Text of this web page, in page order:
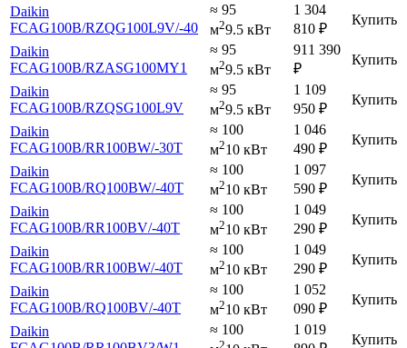
Daikin
FCAG100B/RZQG100L9V/-40
≈ 95
м29.5 кВт
1 304
810 ₽
Купить
Daikin
FCAG100B/RZASG100MY1
≈ 95
м29.5 кВт
911 390
₽
Купить
Daikin
FCAG100B/RZQSG100L9V
≈ 95
м29.5 кВт
1 109
950 ₽
Купить
Daikin
FCAG100B/RR100BW/-30T
≈ 100
м210 кВт
1 046
490 ₽
Купить
Daikin
FCAG100B/RQ100BW/-40T
≈ 100
м210 кВт
1 097
590 ₽
Купить
Daikin
FCAG100B/RR100BV/-40T
≈ 100
м210 кВт
1 049
290 ₽
Купить
Daikin
FCAG100B/RR100BW/-40T
≈ 100
м210 кВт
1 049
290 ₽
Купить
Daikin
FCAG100B/RQ100BV/-40T
≈ 100
м210 кВт
1 052
090 ₽
Купить
Daikin
≈ 100
2
1 019
Купить